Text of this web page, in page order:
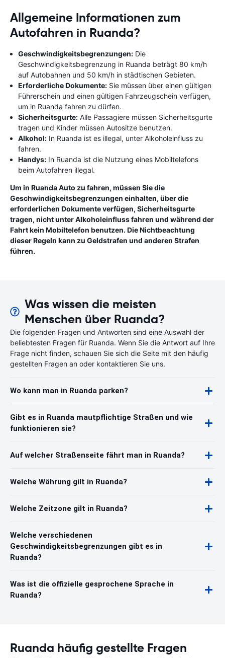
Allgemeine Informationen zum
Autofahren in Ruanda?
Geschwindigkeitsbegrenzungen: Die
Geschwindigkeitsbegrenzung in Ruanda beträgt 80 km/h
auf Autobahnen und 50 km/h in städtischen Gebieten.
Erforderliche Dokumente: Sie müssen über einen gültigen
Führerschein und einen gültigen Fahrzeugschein verfügen,
um in Ruanda fahren zu dürfen.
Sicherheitsgurte: Alle Passagiere müssen Sicherheitsgurte
tragen und Kinder müssen Autositze benutzen.
Alkohol: In Ruanda ist es illegal, unter Alkoholeinfluss zu
fahren.
Handys: In Ruanda ist die Nutzung eines Mobiltelefons
beim Autofahren illegal.
Um in Ruanda Auto zu fahren, müssen Sie die
Geschwindigkeitsbegrenzungen einhalten, über die
erforderlichen Dokumente verfügen, Sicherheitsgurte
tragen, nicht unter Alkoholeinfluss fahren und während der
Fahrt kein Mobiltelefon benutzen. Die Nichtbeachtung
dieser Regeln kann zu Geldstrafen und anderen Strafen
führen.
Was wissen die meisten
Menschen über Ruanda?
Die folgenden Fragen und Antworten sind eine Auswahl der
beliebtesten Fragen für Ruanda. Wenn Sie die Antwort auf Ihre
Frage nicht finden, schauen Sie sich die Seite mit den häufig
gestellten Fragen an oder kontaktieren Sie uns.
Wo kann man in Ruanda parken?
Gibt es in Ruanda mautpflichtige Straßen und wie
funktionieren sie?
Auf welcher Straßenseite fährt man in Ruanda?
Welche Währung gilt in Ruanda?
Welche Zeitzone gilt in Ruanda?
Welche verschiedenen
Geschwindigkeitsbegrenzungen gibt es in
Ruanda?
Was ist die offizielle gesprochene Sprache in
Ruanda?
Ruanda häufig gestellte Fragen